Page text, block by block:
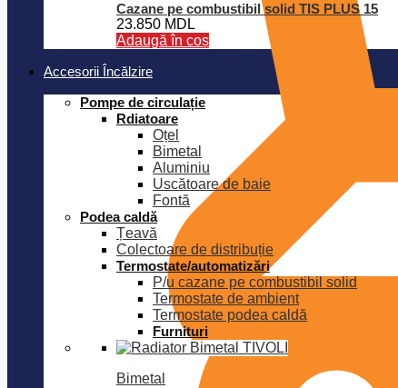
Cazane pe combustibil solid TIS PLUS 15
23.850 MDL
Adaugă în coș
Accesorii Încălzire
Pompe de circulație
Rdiatoare
Oțel
Bimetal
Aluminiu
Uscătoare de baie
Fontă
Podea caldă
Țeavă
Colectoare de distribuție
Termostate/automatizări
P/u cazane pe combustibil solid
Termostate de ambient
Termostate podea caldă
Furnituri
Bimetal